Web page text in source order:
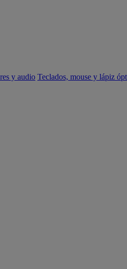
y audio Teclados, mouse y lápiz